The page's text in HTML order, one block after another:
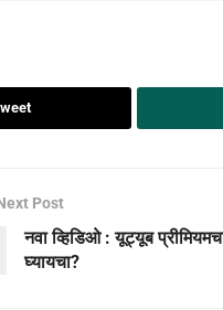
Post
नवा व्हिडिओ : यूट्यूब
घ्यायचा?